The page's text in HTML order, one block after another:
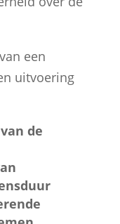
een
uitvoering
de